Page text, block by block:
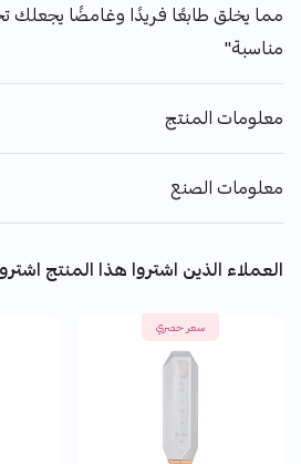
مما يخلق طابعًا فريدًا وغامضًا يجعلك
مناسبة"
معلومات المنتج
معلومات الصنع
العملاء الذين اشتروا هذا المنتج
سعر حصري